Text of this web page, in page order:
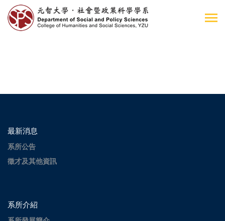
最新消息
系所公告
徵才及其他資訊
系所介紹